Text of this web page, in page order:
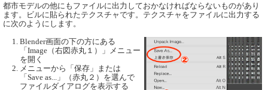
都市モデルの他にもファイルに出力しておかなければならないものがあり
ます。ビルに貼られたテクスチャです。テクスチャをファイルに出力する
に次のようにします。
Blender画面の下の方にある
「Image（右図赤丸１）」メニュー
を開く
メニューから「保存」または
「Save as...」（赤丸２）を選んで
ファイルダイアログを表示する